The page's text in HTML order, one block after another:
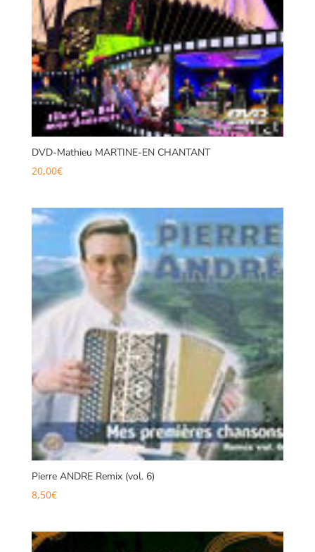
DVD-Mathieu MARTINE-EN CHANTANT
20,00€
Pierre ANDRE Remix (vol. 6)
8,50€